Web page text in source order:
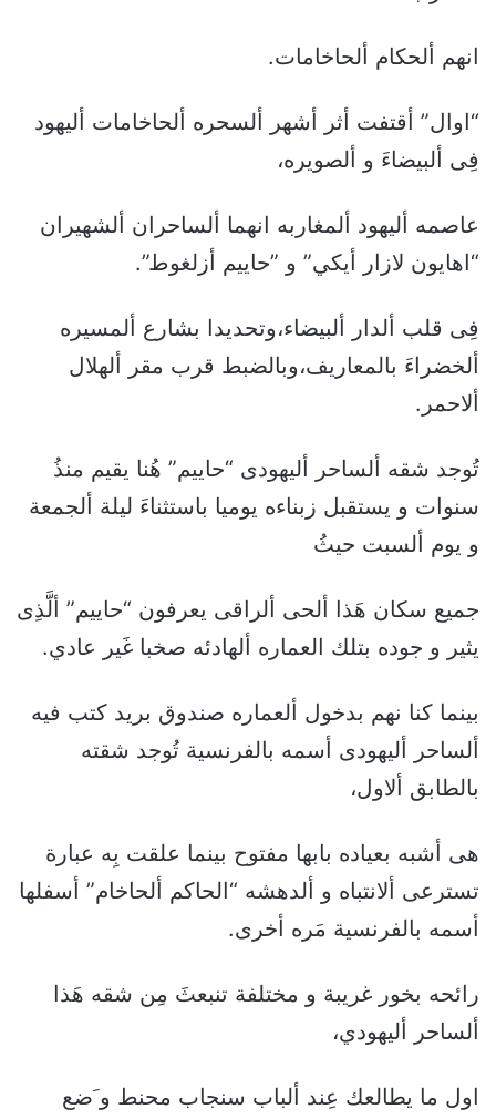
انهم ألحكام ألحاخامات.
“اوال” أقتفت أثر أشهر ألسحره ألحاخامات أليهود
فِى ألبيضاءَ و ألصويره،
عاصمه أليهود ألمغاربه انهما ألساحران ألشهيران
“اهايون لازار أيكي” و ”حاييم أزلغوط”.
فِى قلب ألدار ألبيضاء،وتحديدا بشارع ألمسيره
ألخضراءَ بالمعاريف،وبالضبط قرب مقر ألهلال
ألاحمر.
تُوجد شقه ألساحر أليهودى “حاييم” هُنا يقيم منذُ
سنوات و يستقبل زبناءه يوميا باستثناءَ ليلة ألجمعة
و يوم ألسبت حيثُ
جميع سكان هَذا ألحى ألراقى يعرفون “حاييم” ألَّذِى
يثير و جوده بتلك العماره ألهادئه صخبا غَير عادي.
بينما كنا نهم بدخول ألعماره صندوق بريد كتب فيه
ألساحر أليهودى أسمه بالفرنسية تُوجد شقته
بالطابق ألاول،
هى أشبه بعياده بابها مفتوح بينما علقت بِه عبارة
تسترعى ألانتباه و ألدهشه “الحاكم ألحاخام” أسفلها
أسمه بالفرنسية مَره أخرى.
رائحه بخور غريبة و مختلفة تنبعثَ مِن شقه هَذا
ألساحر أليهودي،
اول ما يطالعك عِند ألباب سنجاب محنط و َضع